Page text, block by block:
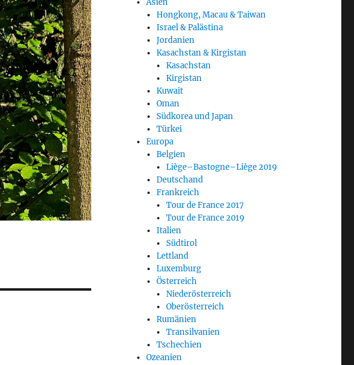
Asien
Hongkong, Macau & Taiwan
Israel & Palästina
Jordanien
Kasachstan & Kirgistan
Kasachstan
Kirgistan
Kuwait
Oman
Südkorea und Japan
Türkei
Europa
Belgien
Liège–Bastogne–Liège 2019
Deutschand
Frankreich
Tour de France 2017
Tour de France 2019
Italien
Südtirol
Lettland
Luxemburg
Österreich
Niederösterreich
Oberösterreich
Rumänien
Transilvanien
Tschechien
Ozeanien